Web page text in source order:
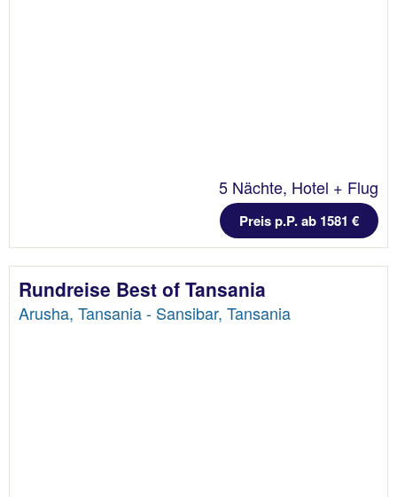
5 Nächte, Hotel + Flug
Preis p.P. ab 1581 €
Rundreise Best of Tansania
Arusha, Tansania - Sansibar, Tansania